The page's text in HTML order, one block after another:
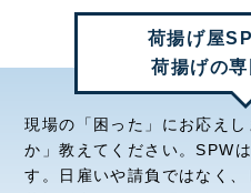
荷揚げ屋
荷揚げの
現場の「困った」にお応え
か」教えてください。SPW
す。日雇いや請負ではなく